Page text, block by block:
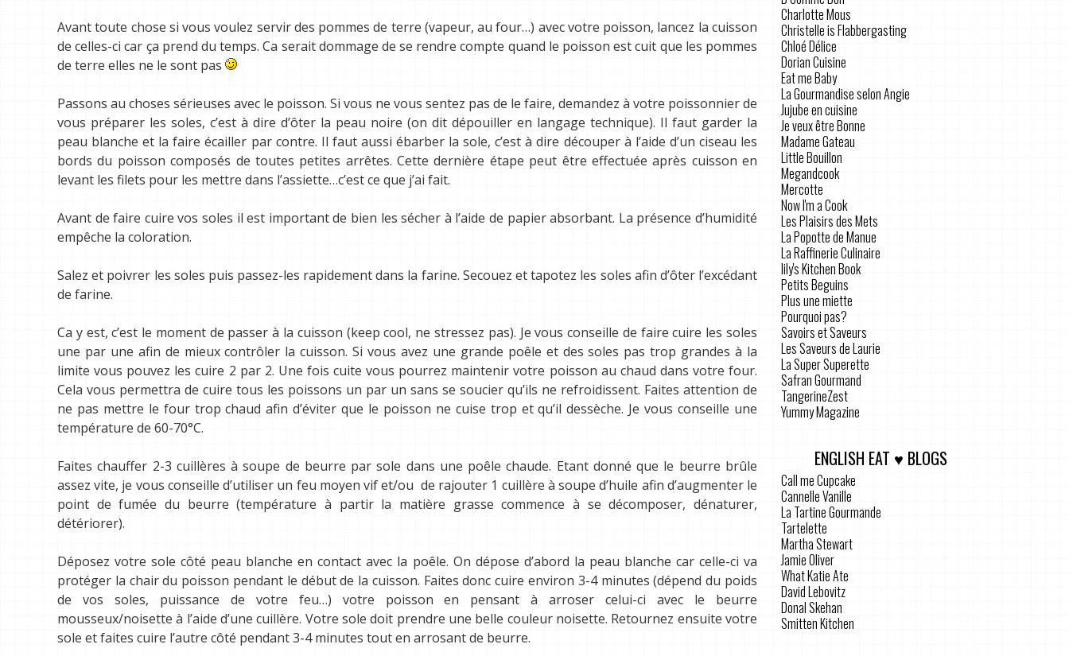
Avant toute chose si vous voulez servir des pommes de terre (vapeur, au four…) avec votre poisson, lancez la cuisson
de celles-ci car ça prend du temps. Ca serait dommage de se rendre compte quand le poisson est cuit que les pommes
de terre elles ne le sont pas
Passons au choses sérieuses avec le poisson. Si vous ne vous sentez pas de le faire, demandez à votre poissonnier de
vous préparer les soles, c’est à dire d’ôter la peau noire (on dit dépouiller en langage technique). Il faut garder la
peau blanche et la faire écailler par contre. Il faut aussi ébarber la sole, c’est à dire découper à l’aide d’un ciseau les
bords du poisson composés de toutes petites arrêtes. Cette dernière étape peut être effectuée après cuisson en
levant les filets pour les mettre dans l’assiette…c’est ce que j’ai fait.
Avant de faire cuire vos soles il est important de bien les sécher à l’aide de papier absorbant. La présence d’humidité
empêche la coloration.
Salez et poivrer les soles puis passez-les rapidement dans la farine. Secouez et tapotez les soles afin d’ôter l’excédant
de farine.
Ca y est, c’est le moment de passer à la cuisson (keep cool, ne stressez pas). Je vous conseille de faire cuire les soles
une par une afin de mieux contrôler la cuisson. Si vous avez une grande poêle et des soles pas trop grandes à la
limite vous pouvez les cuire 2 par 2. Une fois cuite vous pourrez maintenir votre poisson au chaud dans votre four.
Cela vous permettra de cuire tous les poissons un par un sans se soucier qu’ils ne refroidissent. Faites attention de
ne pas mettre le four trop chaud afin d’éviter que le poisson ne cuise trop et qu’il dessèche. Je vous conseille une
température de 60-70°C.
Faites chauffer 2-3 cuillères à soupe de beurre par sole dans une poêle chaude. Etant donné que le beurre brûle
assez vite, je vous conseille d’utiliser un feu moyen vif et/ou de rajouter 1 cuillère à soupe d’huile afin d’augmenter le
point de fumée du beurre (température à partir la matière grasse commence à se décomposer, dénaturer,
détériorer).
Déposez votre sole côté peau blanche en contact avec la poêle. On dépose d’abord la peau blanche car celle-ci va
protéger la chair du poisson pendant le début de la cuisson. Faites donc cuire environ 3-4 minutes (dépend du poids
de vos soles, puissance de votre feu…) votre poisson en pensant à arroser celui-ci avec le beurre
mousseux/noisette à l’aide d’une cuillère. Votre sole doit prendre une belle couleur noisette. Retournez ensuite votre
sole et faites cuire l’autre côté pendant 3-4 minutes tout en arrosant de beurre.
Charlotte Mous
Christelle is Flabbergasting
Chloé Délice
Dorian Cuisine
Eat me Baby
La Gourmandise selon Angie
Jujube en cuisine
Je veux être Bonne
Madame Gateau
Little Bouillon
Megandcook
Mercotte
Now I'm a Cook
Les Plaisirs des Mets
La Popotte de Manue
La Raffinerie Culinaire
lily's Kitchen Book
Petits Beguins
Plus une miette
Pourquoi pas?
Savoirs et Saveurs
Les Saveurs de Laurie
La Super Superette
Safran Gourmand
TangerineZest
Yummy Magazine
ENGLISH EAT ♥ BLOGS
Call me Cupcake
Cannelle Vanille
La Tartine Gourmande
Tartelette
Martha Stewart
Jamie Oliver
What Katie Ate
David Lebovitz
Donal Skehan
Smitten Kitchen